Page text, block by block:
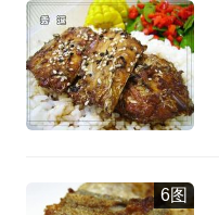
6图